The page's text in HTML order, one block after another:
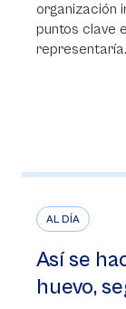
organización
puntos clave
representaría.
AL DÍA
Así se
huevo,